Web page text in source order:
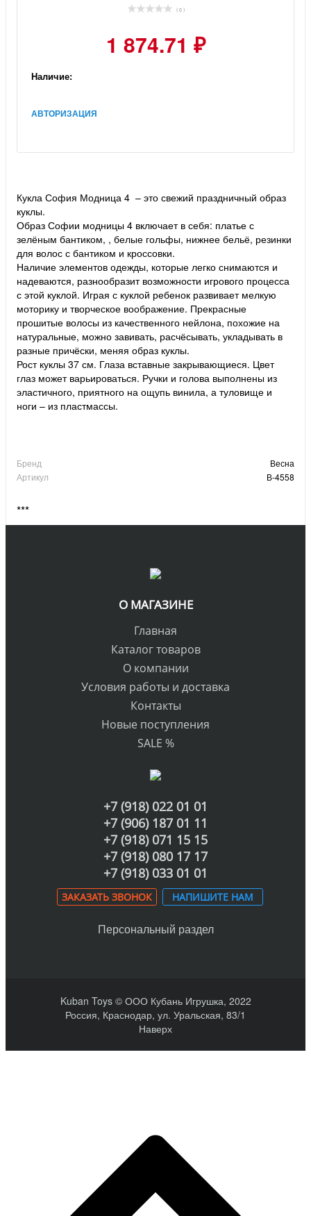
( 0 )
1 874.71 ₽
Наличие:
АВТОРИЗАЦИЯ
Кукла София Модница 4 – это свежий праздничный образ
куклы.
Образ Софии модницы 4 включает в себя: платье с
зелёным бантиком, , белые гольфы, нижнее бельё, резинки
для волос с бантиком и кроссовки.
Наличие элементов одежды, которые легко снимаются и
надеваются, разнообразит возможности игрового процесса
с этой куклой. Играя с куклой ребенок развивает мелкую
моторику и творческое воображение. Прекрасные
прошитые волосы из качественного нейлона, похожие на
натуральные, можно завивать, расчёсывать, укладывать в
разные причёски, меняя образ куклы.
Рост куклы 37 см. Глаза вставные закрывающиеся. Цвет
глаз может варьироваться. Ручки и голова выполнены из
эластичного, приятного на ощупь винила, а туловище и
ноги – из пластмассы.
Бренд
Весна
Артикул
В-4558
***
О МАГАЗИНЕ
Главная
Каталог товаров
О компании
Условия работы и доставка
Контакты
Новые поступления
SALE %
+7 (918) 022 01 01
+7 (906) 187 01 11
+7 (918) 071 15 15
+7 (918) 080 17 17
+7 (918) 033 01 01
ЗАКАЗАТЬ ЗВОНОК НАПИШИТЕ НАМ
Персональный раздел
Kuban Toys © ООО Кубань Игрушка, 2022
Россия, Краснодар, ул. Уральская, 83/1
Наверх